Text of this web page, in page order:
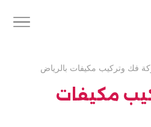
فك وتركيب مكيفات بالرياض
مكيفات